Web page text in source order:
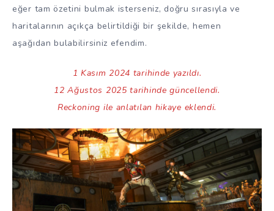
eğer tam özetini bulmak isterseniz, doğru sırasıyla ve
haritalarının açıkça belirtildiği bir şekilde, hemen
aşağıdan bulabilirsiniz efendim.
1 Kasım 2024 tarihinde yazıldı.
12 Ağustos 2025 tarihinde güncellendi.
Reckoning ile anlatılan hikaye eklendi.